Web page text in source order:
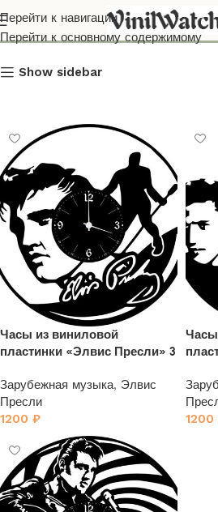
Перейти к навигации
Перейти к основному содержимому
Пресли
Show sidebar
Часы из виниловой
пластинки «Элвис Пресли» 3
Зарубежная музыка, Элвис
Пресли
1200 ₽
1200